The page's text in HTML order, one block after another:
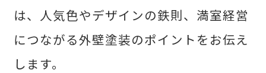
せた父さん
コラム
は、人気色やデザインの鉄則、満室経営
につながる外壁塗装のポイントをお伝え
します。